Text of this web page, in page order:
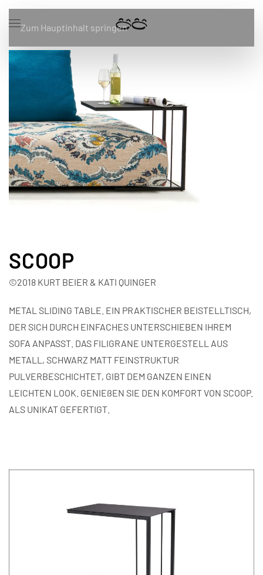
Zum Hauptinhalt springen
SCOOP
©2018 KURT BEIER & KATI QUINGER
METAL SLIDING TABLE. EIN PRAKTISCHER BEISTELLTISCH,
DER SICH DURCH EINFACHES UNTERSCHIEBEN IHREM
SOFA ANPASST. DAS FILIGRANE UNTERGESTELL AUS
METALL, SCHWARZ MATT FEINSTRUKTUR
PULVERBESCHICHTET, GIBT DEM GANZEN EINEN
LEICHTEN LOOK. GENIEßEN SIE DEN KOMFORT VON SCOOP.
ALS UNIKAT GEFERTIGT.